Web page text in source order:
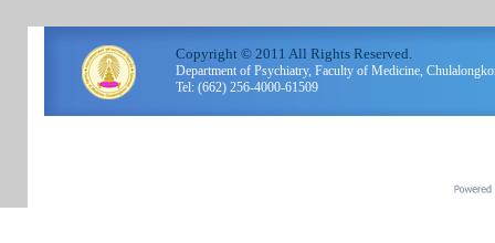
Copyright © 2011 All Rights Reserved.
Department of Psychiatry, Faculty of Medicine,
Tel: (662) 256-4000-61509